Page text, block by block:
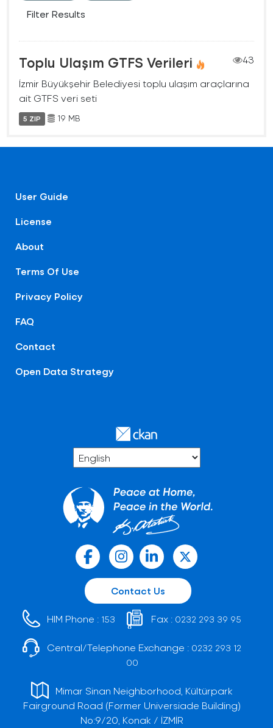
Filter Results
Toplu Ulaşım GTFS Verileri
43
İzmir Büyükşehir Belediyesi toplu ulaşım araçlarına
ait GTFS veri seti
5 ZIP 19 MB
User Guide
License
About
Terms Of Use
Privacy Policy
FAQ
Contact
Open Data Strategy
Contact Us
HIM Phone : 153 Fax : 0232 293 39 95
Central/Telephone Exchange : 0232 293 12
00
Mimar Sinan Neighborhood, Kültürpark
Fairground Road (Former Universiade Building)
No:9/20, Konak / İZMİR